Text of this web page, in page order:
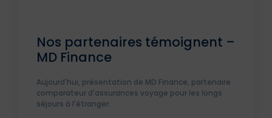
Nos partenaires témoignent –
MD Finance
Aujourd'hui, présentation de MD Finance, partenaire
comparateur d'assurances voyage pour les longs
séjours à l'étranger.